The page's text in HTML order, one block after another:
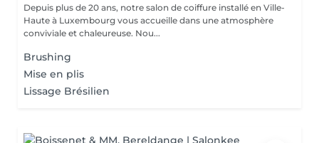
Depuis plus de 20 ans, notre salon de coiffure installé en Ville-
Haute à Luxembourg vous accueille dans une atmosphère
conviviale et chaleureuse. Nou...
Brushing
Mise en plis
Lissage Brésilien